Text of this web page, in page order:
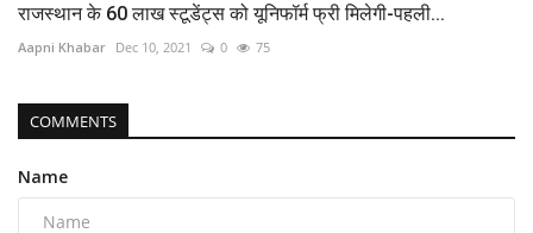
राजस्थान के 60 लाख स्टूडेंट्स को यूनिफॉर्म फ्री मिलेगी-पहली...
Aapni Khabar Dec 10, 2021 0 75
COMMENTS
Name